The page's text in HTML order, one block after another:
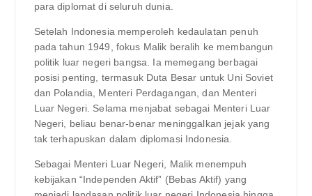
para diplomat di seluruh dunia.
Setelah Indonesia memperoleh kedaulatan penuh
pada tahun 1949, fokus Malik beralih ke membangun
politik luar negeri bangsa. Ia memegang berbagai
posisi penting, termasuk Duta Besar untuk Uni Soviet
dan Polandia, Menteri Perdagangan, dan Menteri
Luar Negeri. Selama menjabat sebagai Menteri Luar
Negeri, beliau benar-benar meninggalkan jejak yang
tak terhapuskan dalam diplomasi Indonesia.
Sebagai Menteri Luar Negeri, Malik menempuh
kebijakan “Independen Aktif” (Bebas Aktif) yang